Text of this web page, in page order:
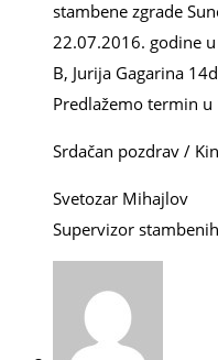
stambene zgrade
22.07.2016. godine
B, Jurija Gagarina
Predlažemo termin u
Srdačan pozdrav /
Svetozar Mihajlov
Supervizor